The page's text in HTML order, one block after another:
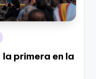
primera en la